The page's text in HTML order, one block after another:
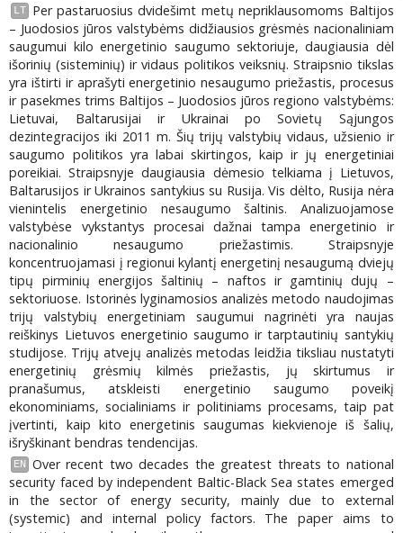
LT
Per pastaruosius dvidešimt metų nepriklausomoms Baltijos
– Juodosios jūros valstybėms didžiausios grėsmės nacionaliniam
saugumui kilo energetinio saugumo sektoriuje, daugiausia dėl
išorinių (sisteminių) ir vidaus politikos veiksnių. Straipsnio tikslas
yra ištirti ir aprašyti energetinio nesaugumo priežastis, procesus
ir pasekmes trims Baltijos – Juodosios jūros regiono valstybėms:
Lietuvai, Baltarusijai ir Ukrainai po Sovietų Sąjungos
dezintegracijos iki 2011 m. Šių trijų valstybių vidaus, užsienio ir
saugumo politikos yra labai skirtingos, kaip ir jų energetiniai
poreikiai. Straipsnyje daugiausia dėmesio telkiama į Lietuvos,
Baltarusijos ir Ukrainos santykius su Rusija. Vis dėlto, Rusija nėra
vienintelis energetinio nesaugumo šaltinis. Analizuojamose
valstybėse vykstantys procesai dažnai tampa energetinio ir
nacionalinio nesaugumo priežastimis. Straipsnyje
koncentruojamasi į regionui kylantį energetinį nesaugumą dviejų
tipų pirminių energijos šaltinių – naftos ir gamtinių dujų –
sektoriuose. Istorinės lyginamosios analizės metodo naudojimas
trijų valstybių energetiniam saugumui nagrinėti yra naujas
reiškinys Lietuvos energetinio saugumo ir tarptautinių santykių
studijose. Trijų atvejų analizės metodas leidžia tiksliau nustatyti
energetinių grėsmių kilmės priežastis, jų skirtumus ir
pranašumus, atskleisti energetinio saugumo poveikį
ekonominiams, socialiniams ir politiniams procesams, taip pat
įvertinti, kaip kito energetinis saugumas kiekvienoje iš šalių,
išryškinant bendras tendencijas.
EN
Over recent two decades the greatest threats to national
security faced by independent Baltic-Black Sea states emerged
in the sector of energy security, mainly due to external
(systemic) and internal policy factors. The paper aims to